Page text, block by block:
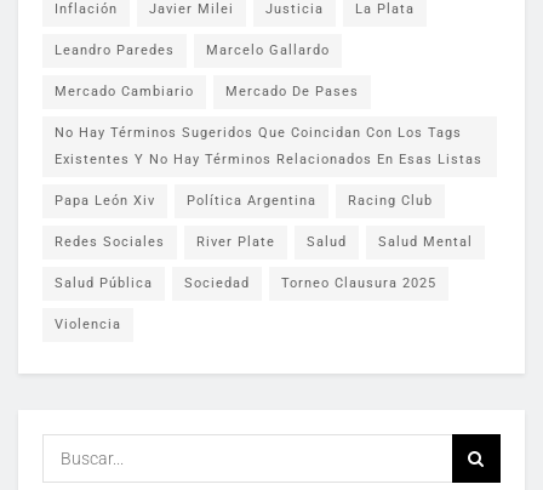
Inflación Javier Milei Justicia La Plata
Leandro Paredes Marcelo Gallardo
Mercado Cambiario Mercado De Pases
No Hay Términos Sugeridos Que Coincidan Con Los Tags
Existentes Y No Hay Términos Relacionados En Esas Listas
Papa León Xiv Política Argentina Racing Club
Redes Sociales River Plate Salud Salud Mental
Salud Pública Sociedad Torneo Clausura 2025
Violencia